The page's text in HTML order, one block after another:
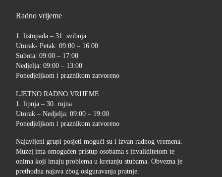
Radno vrijeme
1. listopada – 31. svibnja
Utorak- Petak: 09:00 – 16:00
Subota: 09:00 – 17:00
Nedjelja: 09:00 – 13:00
Ponedjeljkom i praznikom zatvoreno
LJETNO RADNO VRIJEME
1. lipnja – 30. rujna
Utorak – Nedjelja: 09:00 – 19:00
Ponedjeljkom i praznikom zatvoreno
Najavljeni grupi posjeti mogući su i izvan radnog vremena.
Muzej ima omogućen pristup osobama s invaliditetom te
onima koji imaju problema u kretanju stubama. Obvezna je
prethodna najava zbog osiguravanja pratnje.